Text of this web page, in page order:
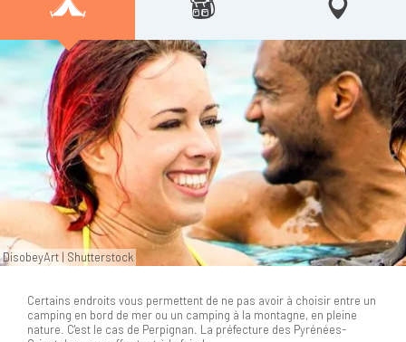
DisobeyArt | Shutterstock
Certains endroits vous permettent de ne pas avoir à choisir entre un
camping en bord de mer ou un camping à la montagne, en pleine
nature. C'est le cas de Perpignan. La préfecture des Pyrénées-